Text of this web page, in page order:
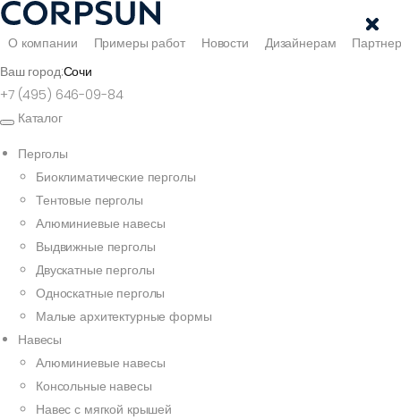
О компании Примеры работ Новости Дизайнерам
Ваш город:Сочи
+7 (495) 646-09-84
Каталог
Перголы
Биоклиматические перголы
Тентовые перголы
Алюминиевые навесы
Выдвижные перголы
Двускатные перголы
Односкатные перголы
Малые архитектурные формы
Навесы
Алюминиевые навесы
Консольные навесы
Навес с мягкой крышей